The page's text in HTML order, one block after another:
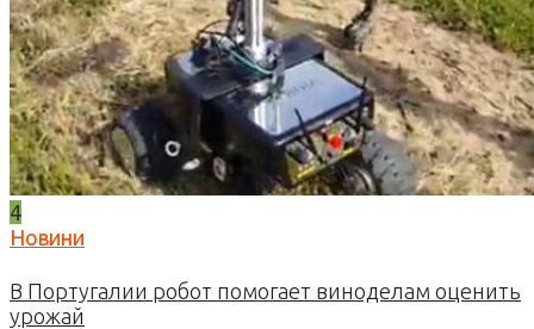
4
Новини
В Португалии робот помогает виноделам оценить
урожай